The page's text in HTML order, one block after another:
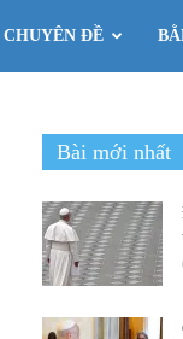
CHUYÊN ĐỀ
Bài mới nhất